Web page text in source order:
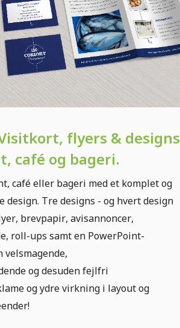
flyers & designs
café og bageri.
café eller bageri med et komplet og
Tre designs - og hvert design
brevpapir, avisannoncer,
roll-ups samt en PowerPoint-
og desuden fejlfri
og ydre virkning i layout og